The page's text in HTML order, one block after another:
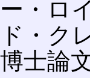
ー・ロ
ド・ク
博士論